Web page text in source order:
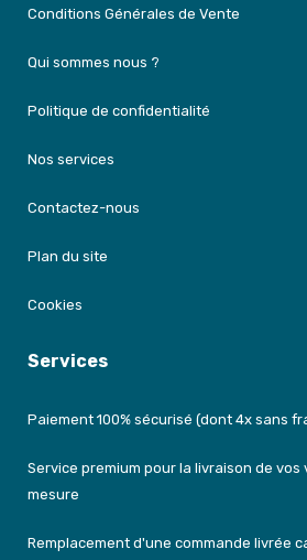
Conditions Générales de Vente
Qui sommes nous ?
Politique de confidentialité
Nos services
Contactez-nous
Plan du site
Cookies
Services
Paiement 100% sécurisé (dont 4x sans
Service premium pour la livraison de
mesure
Remplacement d'une commande livrée